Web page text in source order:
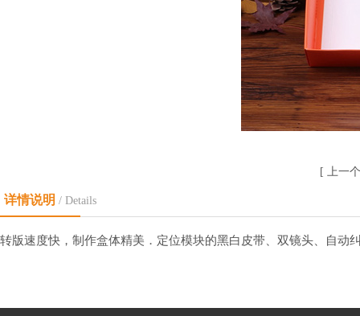
[ 上一
详情说明 / Details
转版速度快，制作盒体精美．定位模块的黑白皮带、双镜头、自动